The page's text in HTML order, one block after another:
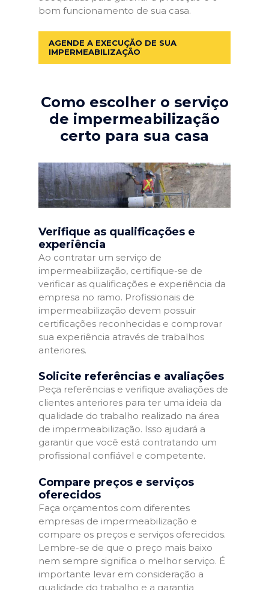
bom funcionamento de sua casa.
AGENDE A EXECUÇÃO DE SUA
IMPERMEABILIZAÇÃO
Como escolher o serviço
de impermeabilização
certo para sua casa
Verifique as qualificações e
experiência
Ao contratar um serviço de
impermeabilização, certifique-se de
verificar as qualificações e experiência da
empresa no ramo. Profissionais de
impermeabilização devem possuir
certificações reconhecidas e comprovar
sua experiência através de trabalhos
anteriores.
Solicite referências e avaliações
Peça referências e verifique avaliações de
clientes anteriores para ter uma ideia da
qualidade do trabalho realizado na área
de impermeabilização. Isso ajudará a
garantir que você está contratando um
profissional confiável e competente.
Compare preços e serviços
oferecidos
Faça orçamentos com diferentes
empresas de impermeabilização e
compare os preços e serviços oferecidos.
Lembre-se de que o preço mais baixo
nem sempre significa o melhor serviço. É
importante levar em consideração a
qualidade do trabalho e a garantia